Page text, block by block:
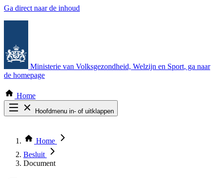
Ga direct naar de inhoud
Ministerie van Volksgezondheid, Welzijn en Sport, ga naar
de homepage
Home
Hoofdmenu in- of uitklappen
Thema COVID-19
Bekijk per bestuursorgaan
Home
Besluit
Document